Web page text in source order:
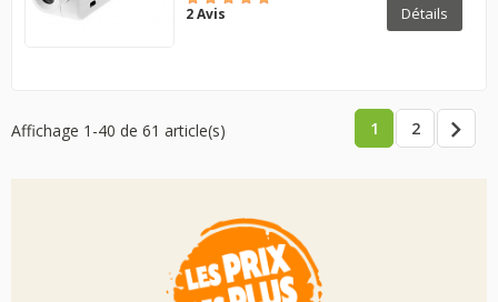
2 Avis Détails
Affichage 1-40 de 61 article(s) 1 2 